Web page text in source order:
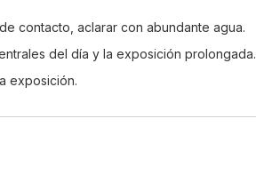
contacto, aclarar con abundante agua.
del día y la exposición prolongada.
exposición.